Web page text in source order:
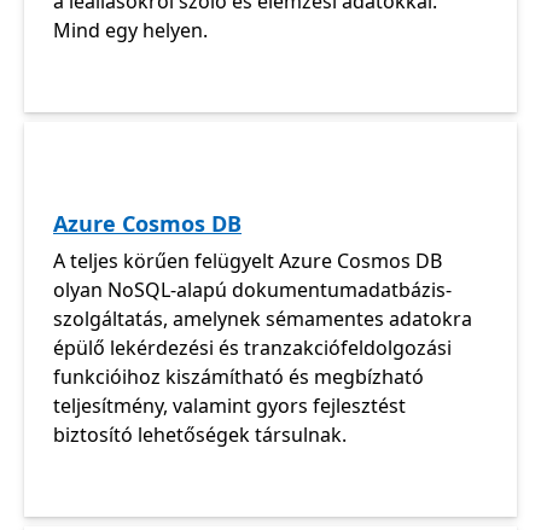
Mind egy helyen.
Azure Cosmos DB
A teljes körűen felügyelt Azure Cosmos DB
olyan NoSQL-alapú dokumentumadatbázis-
szolgáltatás, amelynek sémamentes adatokra
épülő lekérdezési és tranzakciófeldolgozási
funkcióihoz kiszámítható és megbízható
teljesítmény, valamint gyors fejlesztést
biztosító lehetőségek társulnak.